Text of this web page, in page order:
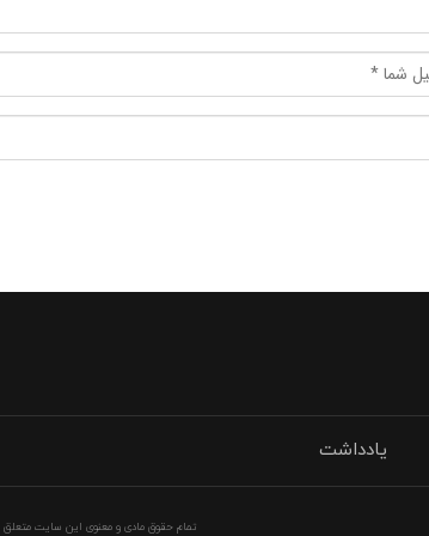
یادداشت
تمام حقوق مادی و معنوی این سایت متعلق